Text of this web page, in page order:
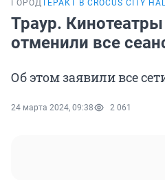
ГОРОДТЕРАКТ В CROCUS CITY
Траур.
отменили все
Об этом заявили все
24 марта 2024, 09:38 2 061